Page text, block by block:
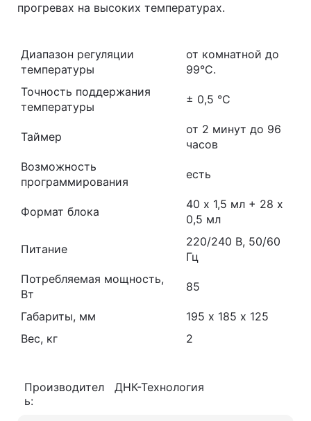
прогревах на высоких температурах.
Диапазон регуляции
температуры
от комнатной до
99°С.
Точность поддержания
температуры
± 0,5 °С
Таймер
от 2 минут до 96
часов
Возможность
программирования
есть
Формат блока
40 х 1,5 мл + 28 х
0,5 мл
Питание
220/240 В, 50/60
Гц
Потребляемая мощность,
Вт
85
Габариты, мм
195 х 185 х 125
Вес, кг
2
Производител
ь:
ДНК-Технология